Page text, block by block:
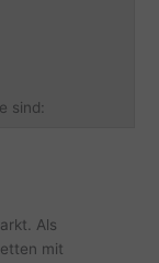
sind:
Als
mit